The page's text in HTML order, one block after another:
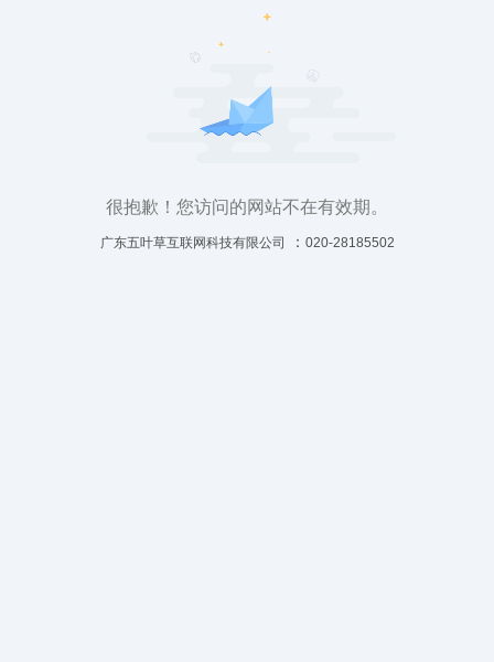
很抱歉！您访问的网站不在有效期。
广东五叶草互联网科技有限公司 ： 020-28185502